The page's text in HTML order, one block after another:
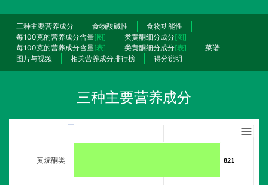
三种主要营养成分 食物酸碱性
食物功能性
每100克的营养成分含量[图] 类黄酮细分成分[图]
每100克的营养成分含量[表] 类黄酮细分成分[表]
菜谱
图片与视频
相关营养成分排行榜 得分说明
三种主要营养成分
821
821
黄烷酮类